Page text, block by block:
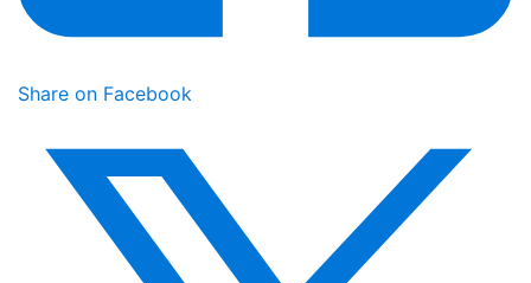
Share on Facebook